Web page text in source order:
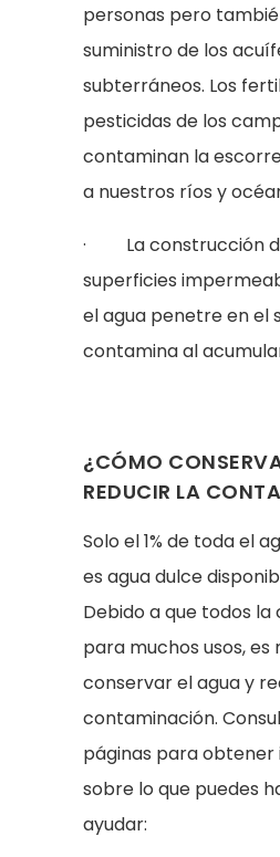
personas pero
suministro de los
subterráneos. Los
pesticidas de los
contaminan la
a nuestros ríos y
· La construcción
superficies
el agua penetre en el
contamina al
¿CÓMO
REDUCIR LA
Solo el 1% de toda el
es agua dulce
Debido a que todos
para muchos usos,
conservar el agua y
contaminación.
páginas para obtener
sobre lo que puedes
ayudar: